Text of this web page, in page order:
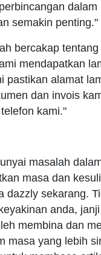
dalam
semakin penting."
bercakap
mendapatkan
pastikan alamat
dan invois
kami."
masalah
masa dan
dazzly sekarang.
anda,
membina dan
masa yang lebih